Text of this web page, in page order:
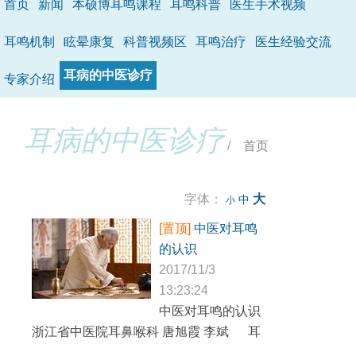
音量：与耳鸣的响度差不多，就是说你仔细听可以听到耳鸣。
具体怎么听呢？不要做用脑的事情，保持全神贯注的倾听音乐，
做到不去注意耳鸣，成功的状态是当耳鸣和音乐同时存在时，你
3次/天（睡前一次最重要），多于30分钟/次，1-3个月。
首页 新闻 本硕博耳鸣课程 耳鸣科普 医生手术视频
耳鸣机制 眩晕康复 科普视频区 耳鸣治疗 医生经验交流
专家介绍 耳病的中医诊疗
耳病的中医诊疗 / 首页
字体： 小 中 大
[置顶] 中医对耳鸣
的认识
2017/11/3
13:23:24
中医对耳鸣的认识
浙江省中医院耳鼻喉科 唐旭霞 李斌 耳